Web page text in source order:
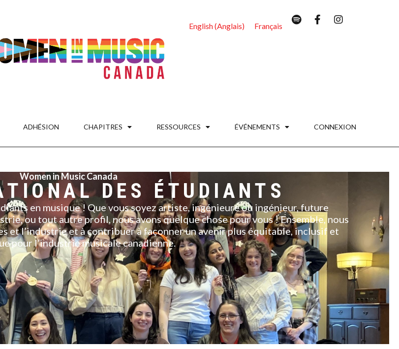
English(Anglais) Français
ADHÉSION CHAPITRES RESSOURCES ÉVÉNEMENTS CONNEXION
Women in Music Canada
DES ÉTUDIANTS
en musique ! Que vous soyez artiste, ingénieure ou ingénieur, future
ou tout autre profil, nous avons quelque chose pour vous ! Ensemble, nous
et l’industrie et à contribuer à façonner un avenir plus équitable, inclusif et
pour l’industrie musicale canadienne.